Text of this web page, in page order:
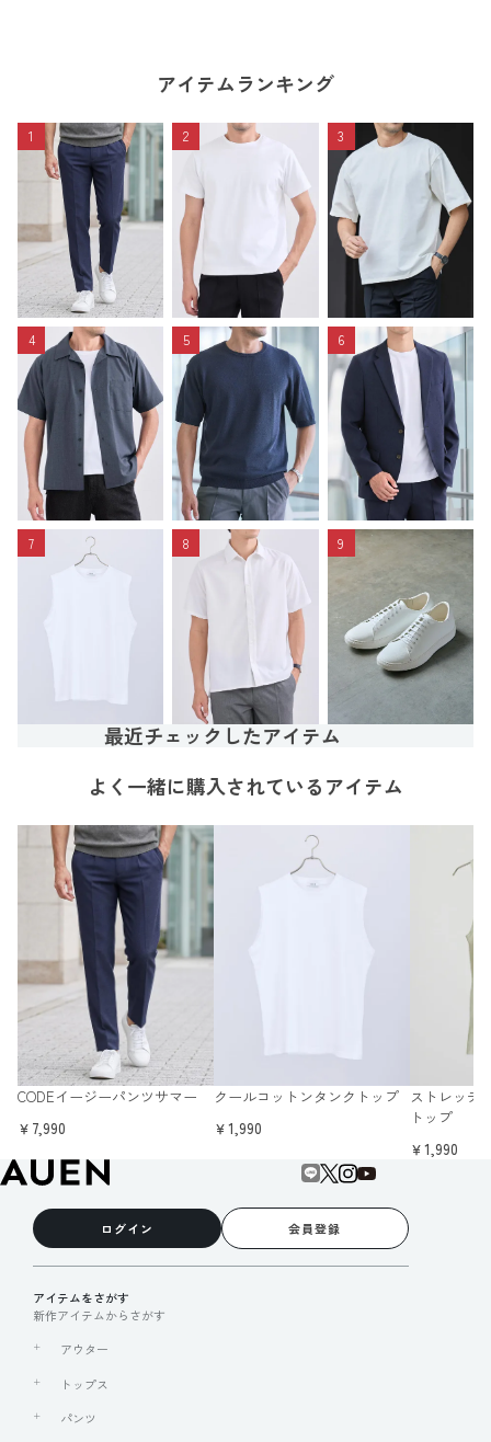
アイテムランキング
1 2 3
4 5 6
7 8 9
最近チェックしたアイテム
よく一緒に購入されているアイテム
CODEイージーパンツサマー
￥7,990
クールコットンタンクトップ
￥1,990
ストレッチ
トップ
￥1,990
ログイン 会員登録
アイテムをさがす
新作アイテムからさがす
アウター
トップス
パンツ